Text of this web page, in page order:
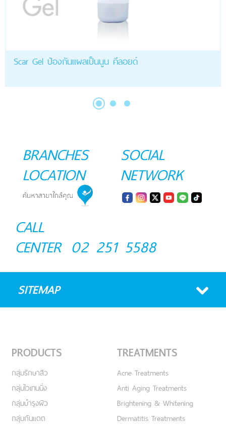
Scar Gel ป้องกันแผลเป็นนูน คีลอยด์
BRANCHES
LOCATION
SOCIAL
NETWORK
CALL
CENTER 02 251 5588
SITEMAP
PRODUCTS
กลุ่มรักษาสิว
กลุ่มไวเทนนิ่ง
กลุ่มบำรุงผิว
กลุ่มกันแดด
TREATMENTS
Acne Treatments
Anti Aging Treatments
Brightening & Whitening
Dermatitis Treatments